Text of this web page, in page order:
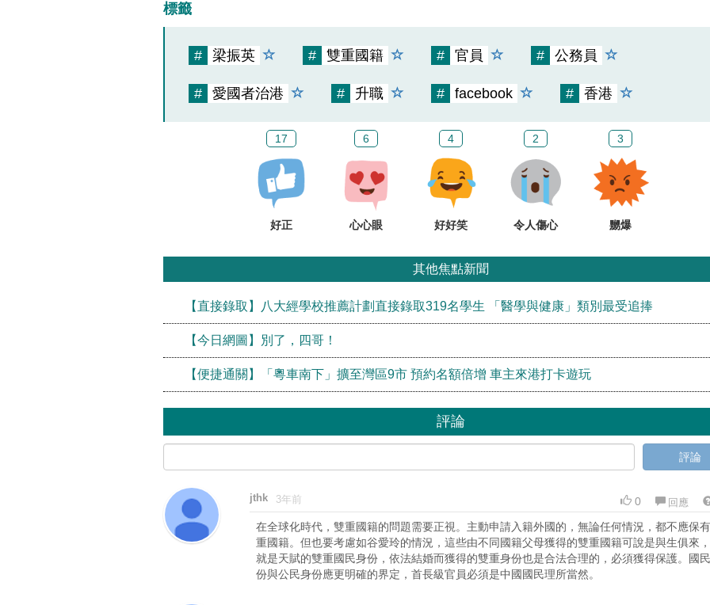
標籤
# 梁振英 # 雙重國籍 # 官員 # 公務員
# 愛國者治港 # 升職 # facebook # 香港
17
好正
6
心心眼
4
好好笑
2
令人傷心
3
嬲爆
其他焦點新聞
【直接錄取】八大經學校推薦計劃直接錄取319名學生 「醫學與健康」類別最受追捧
【今日網圖】別了，四哥！
【便捷通關】「粵車南下」擴至灣區9市 預約名額倍增 車主來港打卡遊玩
評論
評論
jthk 3年前 0 回應
在全球化時代，雙重國籍的問題需要正視。主動申請入籍外國的，無論任何情況，都不應保
重國籍。但也要考慮如谷愛玲的情況，這些由不同國籍父母獲得的雙重國籍可說是與生俱來
就是天賦的雙重國民身份，依法結婚而獲得的雙重身份也是合法合理的，必須獲得保護。國
份與公民身份應更明確的界定，首長級官員必須是中國國民理所當然。